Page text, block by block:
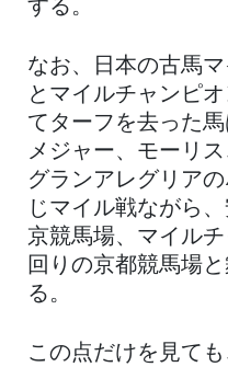
する。
なお、日本の古馬
とマイルチャンピ
てターフを去った
メジャー、モーリ
グランアレグリア
じマイル戦ながら
京競馬場、マイル
回りの京都競馬場
る。
この点だけを見て